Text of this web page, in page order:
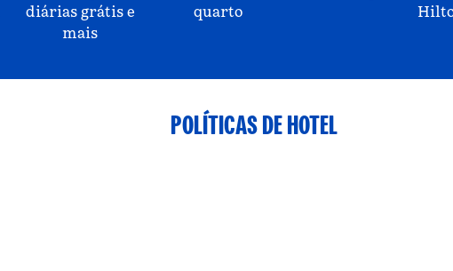
diárias grátis e
mais
quarto
POLÍTICAS DE HOTEL